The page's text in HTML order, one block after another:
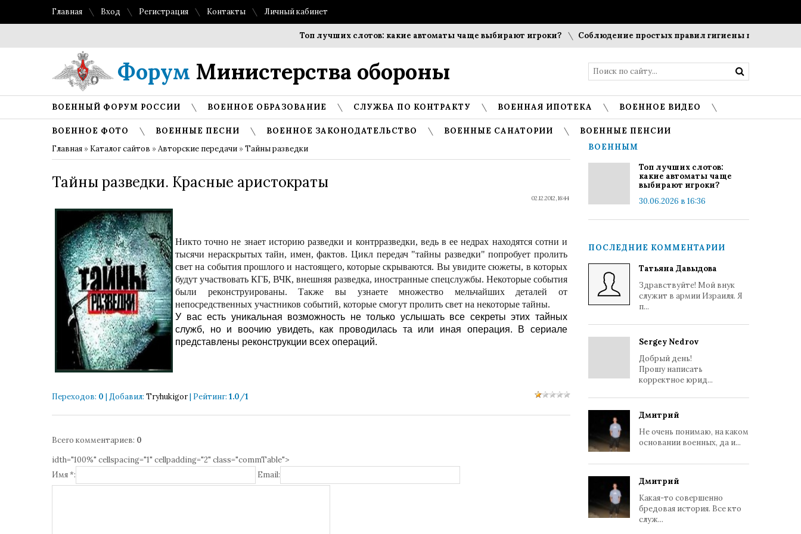
Главная Вход Регистрация Контакты Личный кабинет
Топ лучших слотов: какие автоматы чаще выбирают игроки? Соблюдение простых правил гигиены помогает
Форум Министерства обороны
ВОЕННЫЙ ФОРУМ РОССИИ ВОЕННОЕ ОБРАЗОВАНИЕ СЛУЖБА ПО КОНТРАКТУ ВОЕННАЯ ИПОТЕКА ВОЕННОЕ ВИДЕО
ВОЕННОЕ ФОТО ВОЕННЫЕ ПЕСНИ ВОЕННОЕ ЗАКОНОДАТЕЛЬСТВО ВОЕННЫЕ САНАТОРИИ
ВОЕННЫЕ ПЕНСИИ
Главная » Каталог сайтов »Авторские передачи »Тайны разведки
Тайны разведки. Красные аристократы
02.12.2012, 16:44
Никто точно не знает историю разведки и контрразведки, ведь в ее недрах находятся сотни и
тысячи нераскрытых тайн, имен, фактов. Цикл передач "тайны разведки" попробует пролить
свет на события прошлого и настоящего, которые скрываются. Вы увидите сюжеты, в которых
будут участвовать КГБ, ВЧК, внешняя разведка, иностранные спецслужбы. Некоторые события
были реконструированы. Также вы узнаете множество мельчайших деталей от
непосредственных участников событий, которые смогут пролить свет на некоторые тайны.
У вас есть уникальная возможность не только услышать все секреты этих тайных
служб, но и воочию увидеть, как проводилась та или иная операция. В сериале
представлены реконструкции всех операций.
Переходов: 0 | Добавил: Tryhukigor| Рейтинг: 1.0/1
Всего комментариев: 0
idth="100%" cellspacing="1" cellpadding="2" class="commTable">
Имя *:
Email:
ВОЕННЫМ
Топ лучших слотов:
какие автоматы чаще
выбирают игроки?
30.06.2026 в 16:36
ПОСЛЕДНИЕ КОММЕНТАРИИ
Татьяна Давыдова
Здравствуйте! Мой внук
служит в армии Израиля. Я
п...
Sergey Nedrov
Добрый день!
Прошу написать
корректное юрид...
Дмитрий
Не очень понимаю, на каком
основании военных, да и...
Дмитрий
Какая-то совершенно
бредовая история. Все кто
служ...